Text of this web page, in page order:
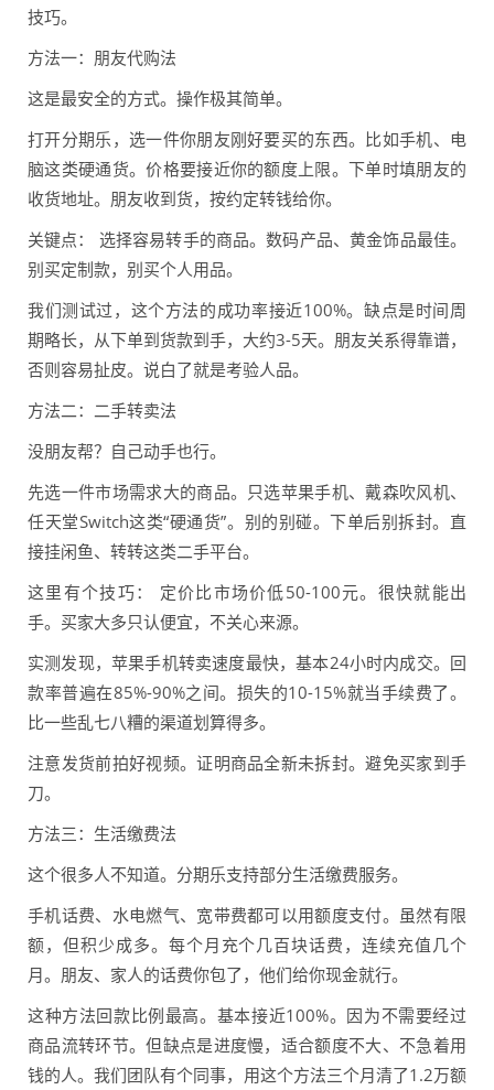
技巧。
方法一：朋友代购法
这是最安全的方式。操作极其简单。
打开分期乐，选一件你朋友刚好要买的东西。比如手机、电
脑这类硬通货。价格要接近你的额度上限。下单时填朋友的
收货地址。朋友收到货，按约定转钱给你。
关键点： 选择容易转手的商品。数码产品、黄金饰品最佳。
别买定制款，别买个人用品。
我们测试过，这个方法的成功率接近100%。缺点是时间周
期略长，从下单到货款到手，大约3-5天。朋友关系得靠谱，
否则容易扯皮。说白了就是考验人品。
方法二：二手转卖法
没朋友帮？自己动手也行。
先选一件市场需求大的商品。只选苹果手机、戴森吹风机、
任天堂Switch这类“硬通货”。别的别碰。下单后别拆封。直
接挂闲鱼、转转这类二手平台。
这里有个技巧： 定价比市场价低50-100元。很快就能出
手。买家大多只认便宜，不关心来源。
实测发现，苹果手机转卖速度最快，基本24小时内成交。回
款率普遍在85%-90%之间。损失的10-15%就当手续费了。
比一些乱七八糟的渠道划算得多。
注意发货前拍好视频。证明商品全新未拆封。避免买家到手
刀。
方法三：生活缴费法
这个很多人不知道。分期乐支持部分生活缴费服务。
手机话费、水电燃气、宽带费都可以用额度支付。虽然有限
额，但积少成多。每个月充个几百块话费，连续充值几个
月。朋友、家人的话费你包了，他们给你现金就行。
这种方法回款比例最高。基本接近100%。因为不需要经过
商品流转环节。但缺点是进度慢，适合额度不大、不急着用
钱的人。我们团队有个同事，用这个方法三个月清了1.2万额